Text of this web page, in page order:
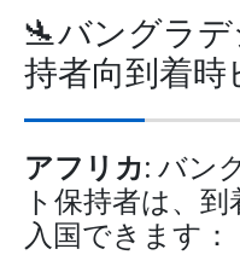
🛬バングラ
持者向到着時
アフリカ: バン
ト保持者は、
入国できます：